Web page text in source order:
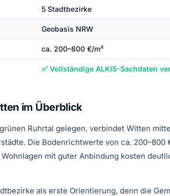
5 Stadtbezirke
Geobasis NRW
ca. 200–800 €/m²
✅ Vollständige ALKIS-Sachdaten
im Überblick
Ruhrtal gelegen, verbindet Witten
Die Bodenrichtwerte von ca. 200–800
mit guter Anbindung kosten
als erste Orientierung, denn die